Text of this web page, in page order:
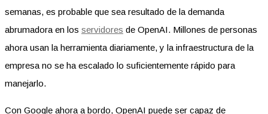
semanas, es probable que sea resultado de la demanda
abrumadora en los servidores de OpenAI. Millones de personas
ahora usan la herramienta diariamente, y la infraestructura de la
empresa no se ha escalado lo suficientemente rápido para
manejarlo.
Con Google ahora a bordo, OpenAI puede ser capaz de